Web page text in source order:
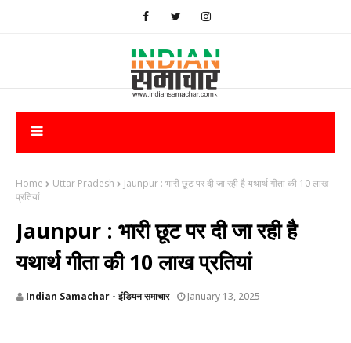
Home Uttar Pradesh
Jaunpur : ​भारी छूट पर दी जा रही है यथार्थ गीता की 10 लाख
प्रतियां
Jaunpur : ​भारी छूट पर दी जा रही है
यथार्थ गीता की 10 लाख प्रतियां
Indian Samachar - इंडियन समाचार January 13, 2025